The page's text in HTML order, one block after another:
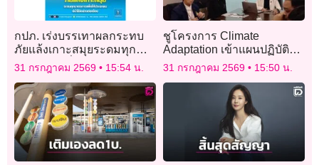
กปภ. เร่งบรรเทาผลกระทบ
ภัยแล้งเกาะสมุยระดมทุก
มาตรการเพื่อให้ประชาชนมี
น้ำใช้อย่างต่อเนื่อง
31 กรกฎาคม 2569 15:54 น.
ชูโครงการ Climate
Adaptation เข้าแผนปฏิบัติ
การแห่งชาติของประเทศ
เชื่อมโยงนโยบาย OGP
31 กรกฎาคม 2569 15:50 น.